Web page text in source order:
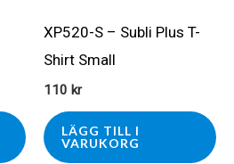
XP520-S – Subli Plus T-
Shirt Small
110 kr
LÄGG TILL I
VARUKORG